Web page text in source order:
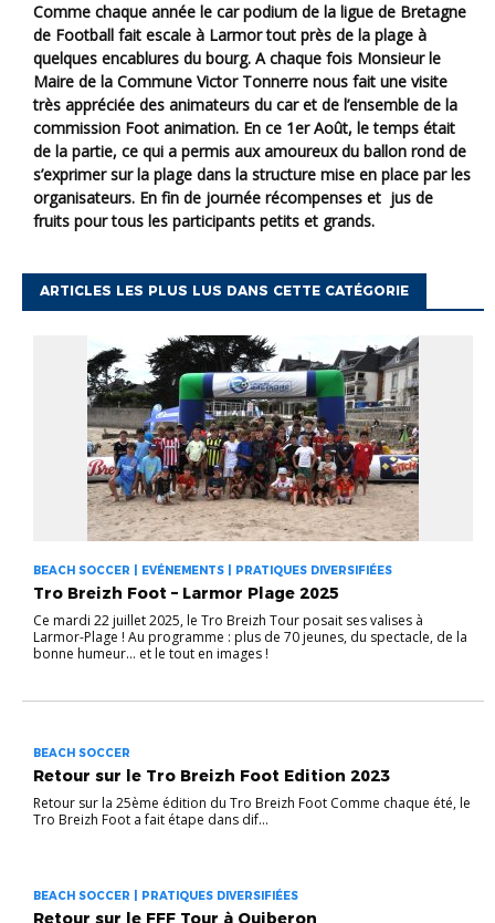
Comme chaque année le car podium de la ligue de Bretagne
de Football fait escale à Larmor tout près de la plage à
quelques encablures du bourg. A chaque fois Monsieur le
Maire de la Commune Victor Tonnerre nous fait une visite
très appréciée des animateurs du car et de l’ensemble de la
commission Foot animation. En ce 1er Août, le temps était
de la partie, ce qui a permis aux amoureux du ballon rond de
s’exprimer sur la plage dans la structure mise en place par les
organisateurs. En fin de journée récompenses et jus de
fruits pour tous les participants petits et grands.
ARTICLES LES PLUS LUS DANS CETTE CATÉGORIE
BEACH SOCCER | EVÉNEMENTS | PRATIQUES DIVERSIFIÉES
Tro Breizh Foot – Larmor Plage 2025
Ce mardi 22 juillet 2025, le Tro Breizh Tour posait ses valises à
Larmor-Plage ! Au programme : plus de 70 jeunes, du spectacle, de la
bonne humeur… et le tout en images !
BEACH SOCCER
Retour sur le Tro Breizh Foot Edition 2023
Retour sur la 25ème édition du Tro Breizh Foot Comme chaque été, le
Tro Breizh Foot a fait étape dans dif...
BEACH SOCCER | PRATIQUES DIVERSIFIÉES
Retour sur le FFF Tour à Quiberon